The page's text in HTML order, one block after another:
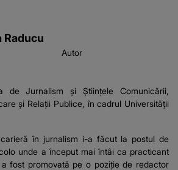
Raducu
Autor
de Jurnalism și Științele Comunicării,
și Relații Publice, în cadrul Universității
în jurnalism i-a făcut la postul de
unde a început mai întâi ca practicant
fost promovată pe o poziție de redactor